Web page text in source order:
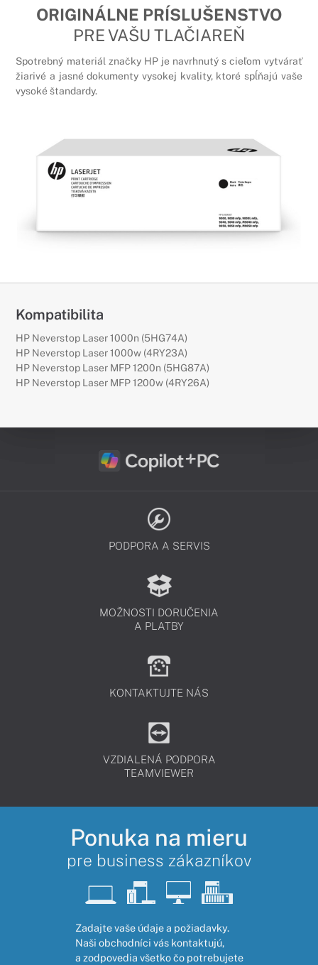
ORIGINÁLNE PRÍSLUŠENSTVO
PRE VAŠU TLAČIAREŇ
Spotrebný materiál značky HP je navrhnutý s cieľom vytvárať
žiarivé a jasné dokumenty vysokej kvality, ktoré spĺňajú vaše
vysoké štandardy.
Kompatibilita
HP Neverstop Laser 1000n (5HG74A)
HP Neverstop Laser 1000w (4RY23A)
HP Neverstop Laser MFP 1200n (5HG87A)
HP Neverstop Laser MFP 1200w (4RY26A)
PODPORA A SERVIS
MOŽNOSTI DORUČENIA
A PLATBY
KONTAKTUJTE NÁS
VZDIALENÁ PODPORA
TEAMVIEWER
Ponuka na mieru
pre business zákazníkov
Zadajte vaše údaje a požiadavky.
Naši obchodníci vás kontaktujú,
a zodpovedia všetko čo potrebujete